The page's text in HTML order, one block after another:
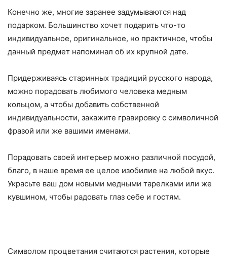
Конечно же, многие заранее задумываются над
подарком. Большинство хочет подарить что-то
индивидуальное, оригинальное, но практичное, чтобы
данный предмет напоминал об их крупной дате.
Придерживаясь старинных традиций русского народа,
можно порадовать любимого человека медным
кольцом, а чтобы добавить собственной
индивидуальности, закажите гравировку с символичной
фразой или же вашими именами.
Порадовать своей интерьер можно различной посудой,
благо, в наше время ее целое изобилие на любой вкус.
Украсьте ваш дом новыми медными тарелками или же
кувшином, чтобы радовать глаз себе и гостям.
Символом процветания считаются растения, которые